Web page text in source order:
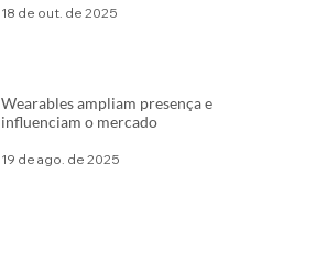
18 de out. de 2025
Wearables ampliam presença e
influenciam o mercado
19 de ago. de 2025